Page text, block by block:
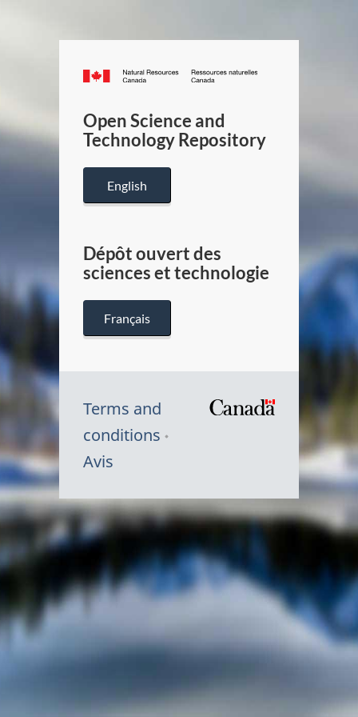
Canada.ca
/
Canada
Open Science and
Technology Repository
English
Dépôt ouvert des
sciences et technologie
Français
Terms and
conditions
Avis
Symbole
du
Canada